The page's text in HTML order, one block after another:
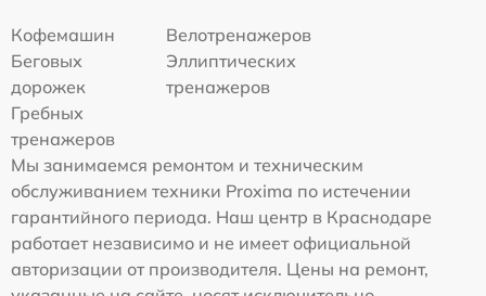
Кофемашин
Велотренажеров
Беговых
дорожек
Эллиптических
тренажеров
Гребных
тренажеров
Мы занимаемся ремонтом и техническим
обслуживанием техники Proxima по истечении
гарантийного периода. Наш центр в Краснодаре
работает независимо и не имеет официальной
авторизации от производителя. Цены на ремонт,